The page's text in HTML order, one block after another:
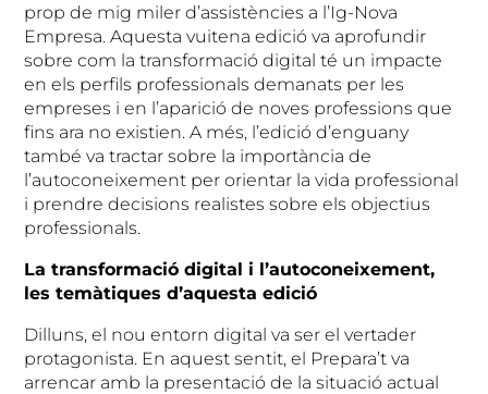
prop de mig miler d’assistències a l’Ig-Nova
Empresa. Aquesta vuitena edició va aprofundir
sobre com la transformació digital té un impacte
en els perfils professionals demanats per les
empreses i en l’aparició de noves professions que
fins ara no existien. A més, l’edició d’enguany
també va tractar sobre la importància de
l’autoconeixement per orientar la vida professional
i prendre decisions realistes sobre els objectius
professionals.
La transformació digital i l’autoconeixement,
les temàtiques d’aquesta edició
Dilluns, el nou entorn digital va ser el vertader
protagonista. En aquest sentit, el Prepara’t va
arrencar amb la presentació de la situació actual